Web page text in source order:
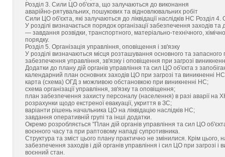
Розділ 3. Сили ЦО об'єкта, що залучаються до виконання
аварійно-рятувальних, пошукових та відновлювальних робіт
Сили ЦО об'єкта, які залучаються до ліквідації наслідків НС Розділ
У розділі визначається порядок організації забезпечення заходів
— завдання розвідки, транспортного, матеріально-технічного,
порядку.
Розділ 5. Організація управління, оповіщення і зв'язку
У розділі визначаються місця розташування основного та
забезпечення управління, зв'язку і оповіщення при загрозі виникнення
Додатки до плану дій органів управління та сил ЦО об'єкта з
календарний план основних заходів ЦО при загрозі та виникненні
карта (схема) ОГД з можливою обстановкою при виникненні НС;
схема організації управління, зв'язку та оповіщення;
план забезпечення захисту персоналу (населення) в разі аварії на
розрахунки щодо екстреної евакуації, укриття в ЗС;
варіанти рішень начальника ЦО на ліквідацію наслідків НС;
завдання оперативній групі та інші додатки.
Окремо розробляється "План дій органів управління та сил ЦО
воєнного часу та при раптовому нападі супротивника.
Структура та зміст цього плану практично не змінилися. Крім
забезпечення заходів і дій органів управління і сил ЦО при загрозі
воєнний стан.